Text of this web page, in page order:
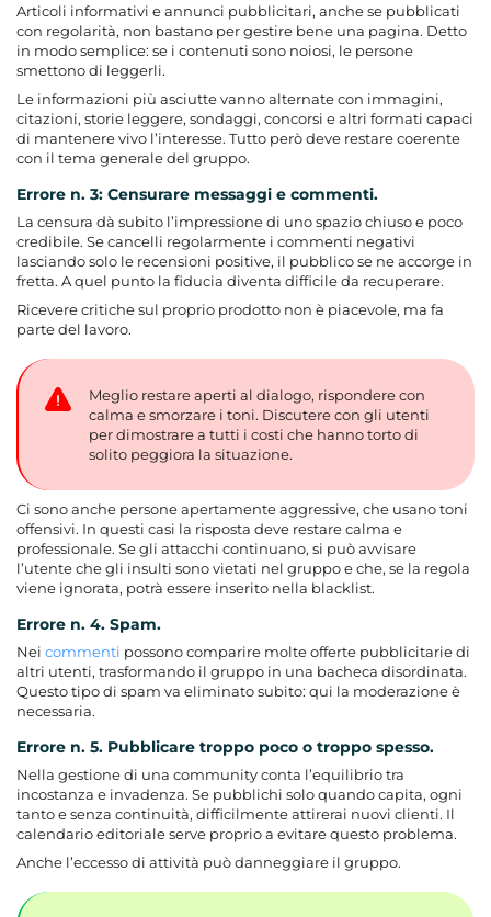
Articoli informativi e annunci pubblicitari, anche se pubblicati
con regolarità, non bastano per gestire bene una pagina. Detto
in modo semplice: se i contenuti sono noiosi, le persone
smettono di leggerli.
Le informazioni più asciutte vanno alternate con immagini,
citazioni, storie leggere, sondaggi, concorsi e altri formati capaci
di mantenere vivo l’interesse. Tutto però deve restare coerente
con il tema generale del gruppo.
Errore n. 3: Censurare messaggi e commenti.
La censura dà subito l’impressione di uno spazio chiuso e poco
credibile. Se cancelli regolarmente i commenti negativi
lasciando solo le recensioni positive, il pubblico se ne accorge in
fretta. A quel punto la fiducia diventa difficile da recuperare.
Ricevere critiche sul proprio prodotto non è piacevole, ma fa
parte del lavoro.
Meglio restare aperti al dialogo, rispondere con
calma e smorzare i toni. Discutere con gli utenti
per dimostrare a tutti i costi che hanno torto di
solito peggiora la situazione.
Ci sono anche persone apertamente aggressive, che usano toni
offensivi. In questi casi la risposta deve restare calma e
professionale. Se gli attacchi continuano, si può avvisare
l’utente che gli insulti sono vietati nel gruppo e che, se la regola
viene ignorata, potrà essere inserito nella blacklist.
Errore n. 4. Spam.
Nei commenti possono comparire molte offerte pubblicitarie di
altri utenti, trasformando il gruppo in una bacheca disordinata.
Questo tipo di spam va eliminato subito: qui la moderazione è
necessaria.
Errore n. 5. Pubblicare troppo poco o troppo spesso.
Nella gestione di una community conta l’equilibrio tra
incostanza e invadenza. Se pubblichi solo quando capita, ogni
tanto e senza continuità, difficilmente attirerai nuovi clienti. Il
calendario editoriale serve proprio a evitare questo problema.
Anche l’eccesso di attività può danneggiare il gruppo.